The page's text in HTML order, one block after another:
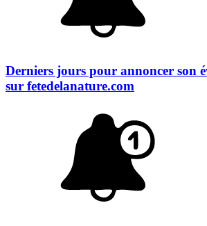
Derniers jours pour annoncer son
sur fetedelanature.com